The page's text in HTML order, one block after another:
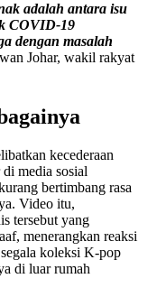
adalah antara isu
COVID-19
dengan masalah
Johar, wakil rakyat
kecederaan
media sosial
bertimbang rasa
Video itu,
tersebut yang
menerangkan reaksi
koleksi K-pop
di luar rumah